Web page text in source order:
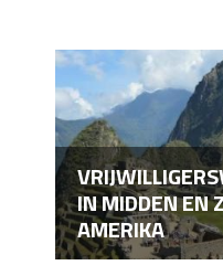
IN MIDDEN EN
AMERIKA